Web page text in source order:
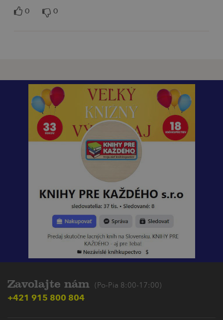
0 0
Zavolajte nám (Po-Pia 8:00-17:00)
+421 915 800 804